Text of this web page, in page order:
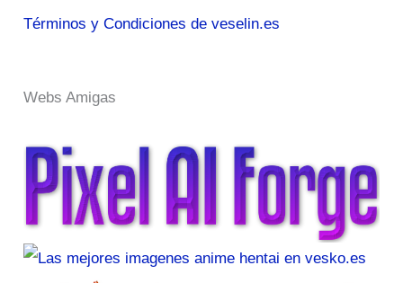
Términos y Condiciones de veselin.es
Webs Amigas